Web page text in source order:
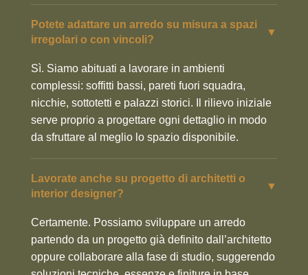
Potete adattare un arredo su misura a spazi
irregolari o con vincoli?
▼
Sì. Siamo abituati a lavorare in ambienti
complessi: soffitti bassi, pareti fuori squadra,
nicchie, sottotetti e palazzi storici. Il rilievo iniziale
serve proprio a progettare ogni dettaglio in modo
da sfruttare al meglio lo spazio disponibile.
Lavorate anche su progetto di architetti o
interior designer?
▼
Certamente. Possiamo sviluppare un arredo
partendo da un progetto già definito dall’architetto
oppure collaborare alla fase di studio, suggerendo